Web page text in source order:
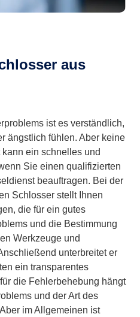
aus
ist es verständlich,
ängstlich fühlen. Aber keine
ein schnelles und
Sie einen qualifizierten
beauftragen. Bei der
Schlosser stellt Ihnen
die für ein gutes
und die Bestimmung
Werkzeuge und
unterbreitet er
ein transparentes
die Fehlerbehebung hängt
und der Art des
im Allgemeinen ist